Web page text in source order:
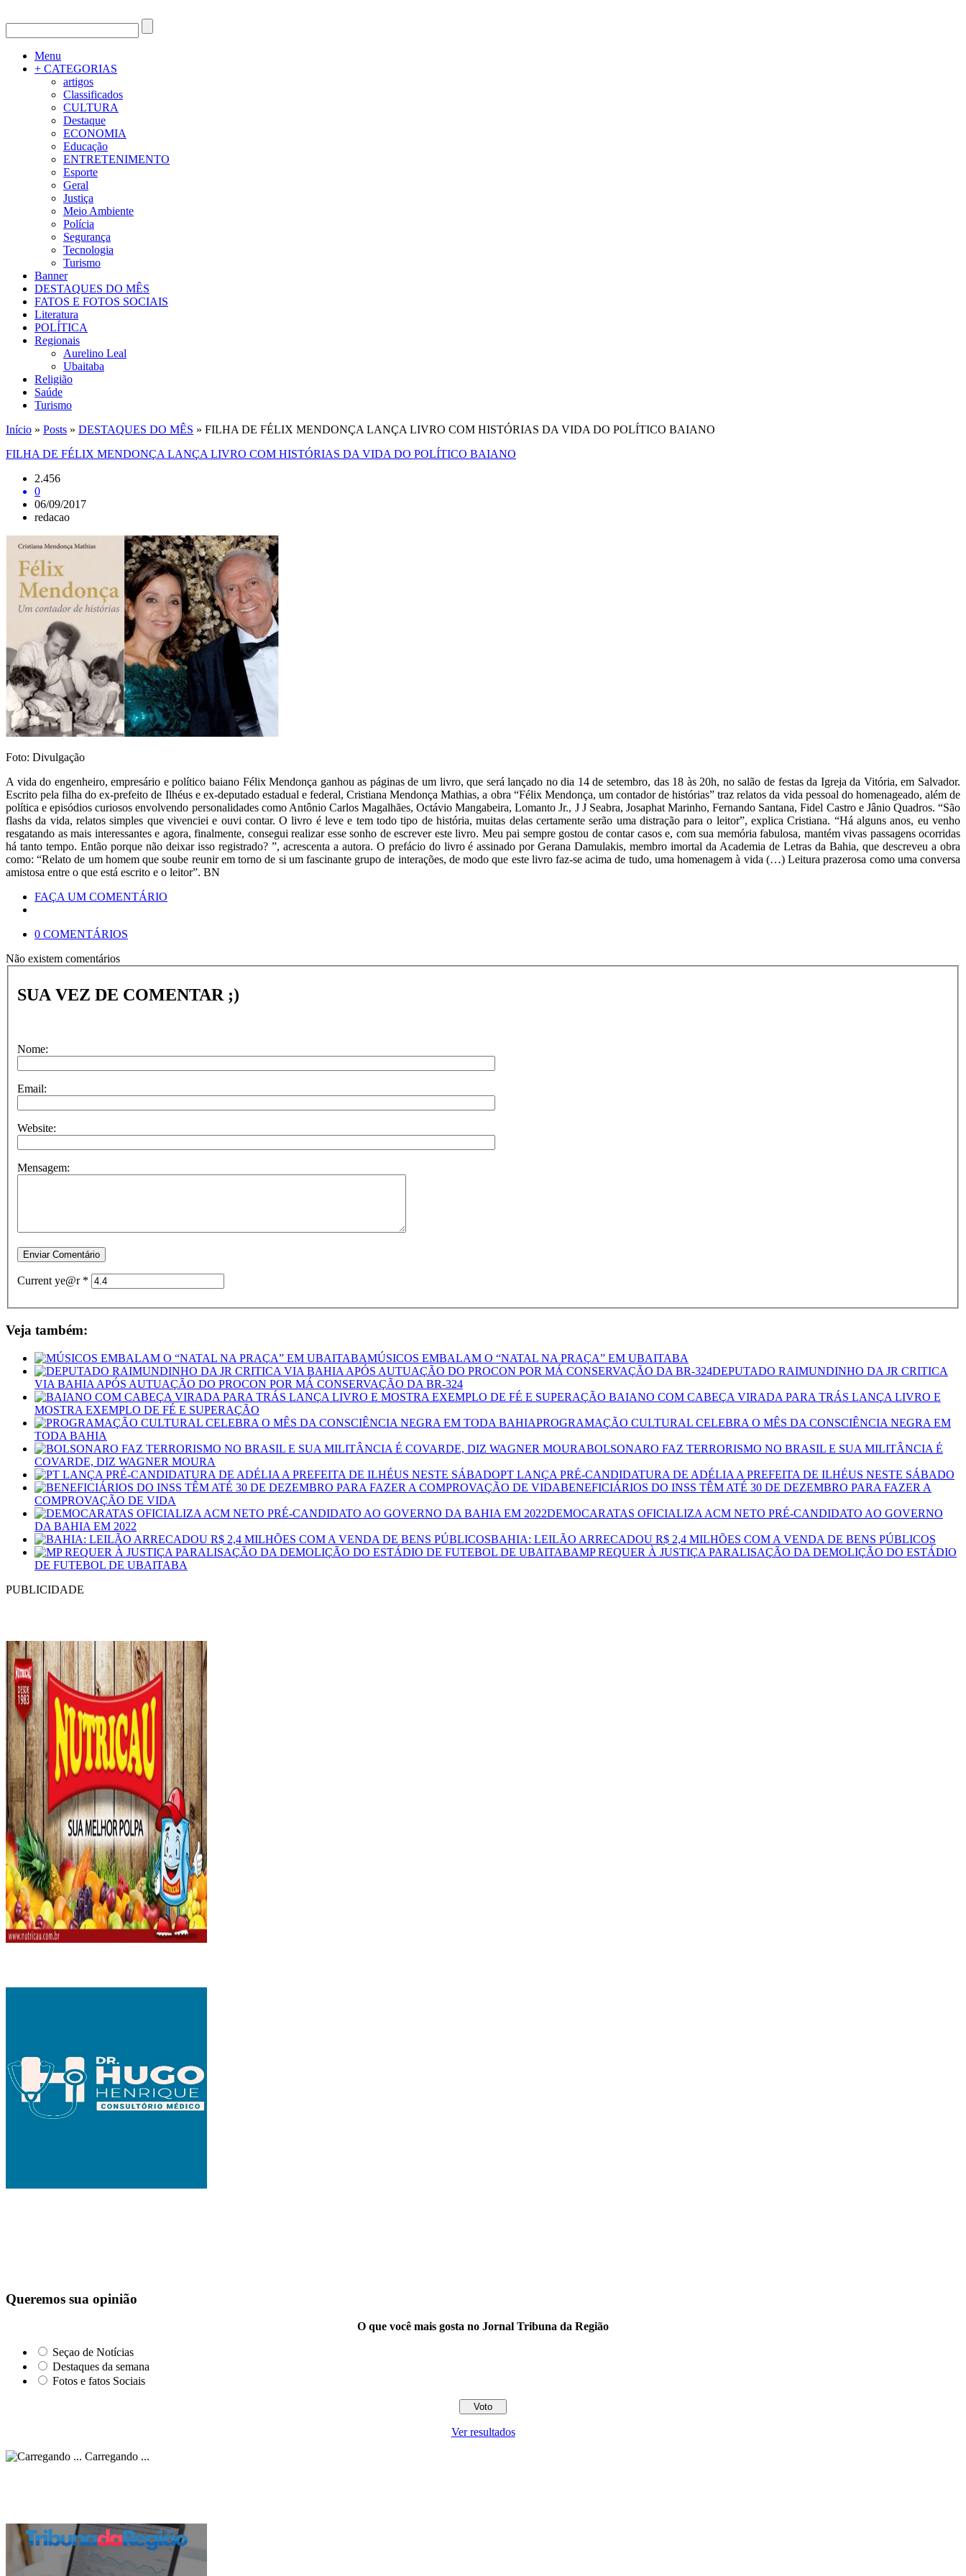
Menu
+ CATEGORIAS
artigos
Classificados
CULTURA
Destaque
ECONOMIA
Educação
ENTRETENIMENTO
Esporte
Geral
Justiça
Meio Ambiente
Polícia
Segurança
Tecnologia
Turismo
Banner
DESTAQUES DO MÊS
FATOS E FOTOS SOCIAIS
Literatura
POLÍTICA
Regionais
Aurelino Leal
Ubaitaba
Religião
Saúde
Turismo
Início » Posts » DESTAQUES DO MÊS » FILHA DE FÉLIX MENDONÇA LANÇA LIVRO COM HISTÓRIAS DA VIDA DO POLÍTICO BAIANO
FILHA DE FÉLIX MENDONÇA LANÇA LIVRO COM HISTÓRIAS DA VIDA DO POLÍTICO BAIANO
2.456
0
06/09/2017
redacao
Foto: Divulgação
A vida do engenheiro, empresário e político baiano Félix Mendonça ganhou as páginas de um livro, que será lançado no dia 14 de setembro, das 18 às 20h, no salão de festas da Igreja da Vitória, em Salvador.
Escrito pela filha do ex-prefeito de Ilhéus e ex-deputado estadual e federal, Cristiana Mendonça Mathias, a obra “Félix Mendonça, um contador de histórias” traz relatos da vida pessoal do homenageado, além de
política e episódios curiosos envolvendo personalidades como Antônio Carlos Magalhães, Octávio Mangabeira, Lomanto Jr., J J Seabra, Josaphat Marinho, Fernando Santana, Fidel Castro e Jânio Quadros. “São
flashs da vida, relatos simples que vivenciei e ouvi contar. O livro é leve e tem todo tipo de história, muitas delas certamente serão uma distração para o leitor”, explica Cristiana. “Há alguns anos, eu venho
resgatando as mais interessantes e agora, finalmente, consegui realizar esse sonho de escrever este livro. Meu pai sempre gostou de contar casos e, com sua memória fabulosa, mantém vivas passagens ocorridas
há tanto tempo. Então porque não deixar isso registrado? ”, acrescenta a autora. O prefácio do livro é assinado por Gerana Damulakis, membro imortal da Academia de Letras da Bahia, que descreveu a obra
como: “Relato de um homem que soube reunir em torno de si um fascinante grupo de interações, de modo que este livro faz-se acima de tudo, uma homenagem à vida (…) Leitura prazerosa como uma conversa
amistosa entre o que está escrito e o leitor”. BN
FAÇA UM COMENTÁRIO
0 COMENTÁRIOS
Não existem comentários
SUA VEZ DE COMENTAR ;)
Nome:
Email:
Website:
Mensagem:
Current ye@r *
Veja também:
MÚSICOS EMBALAM O “NATAL NA PRAÇA” EM UBAITABA
DEPUTADO RAIMUNDINHO DA JR CRITICA
VIA BAHIA APÓS AUTUAÇÃO DO PROCON POR MÁ CONSERVAÇÃO DA BR-324
BAIANO COM CABEÇA VIRADA PARA TRÁS LANÇA LIVRO E
MOSTRA EXEMPLO DE FÉ E SUPERAÇÃO
PROGRAMAÇÃO CULTURAL CELEBRA O MÊS DA CONSCIÊNCIA NEGRA EM
TODA BAHIA
BOLSONARO FAZ TERRORISMO NO BRASIL E SUA MILITÂNCIA É
COVARDE, DIZ WAGNER MOURA
PT LANÇA PRÉ-CANDIDATURA DE ADÉLIA A PREFEITA DE ILHÉUS NESTE SÁBADO
BENEFICIÁRIOS DO INSS TÊM ATÉ 30 DE DEZEMBRO PARA FAZER A
COMPROVAÇÃO DE VIDA
DEMOCARATAS OFICIALIZA ACM NETO PRÉ-CANDIDATO AO GOVERNO
DA BAHIA EM 2022
BAHIA: LEILÃO ARRECADOU R$ 2,4 MILHÕES COM A VENDA DE BENS PÚBLICOS
MP REQUER À JUSTIÇA PARALISAÇÃO DA DEMOLIÇÃO DO ESTÁDIO
DE FUTEBOL DE UBAITABA
PUBLICIDADE
Queremos sua opinião
O que você mais gosta no Jornal Tribuna da Região
Seçao de Notícias
Destaques da semana
Fotos e fatos Sociais
Ver resultados
Carregando ...